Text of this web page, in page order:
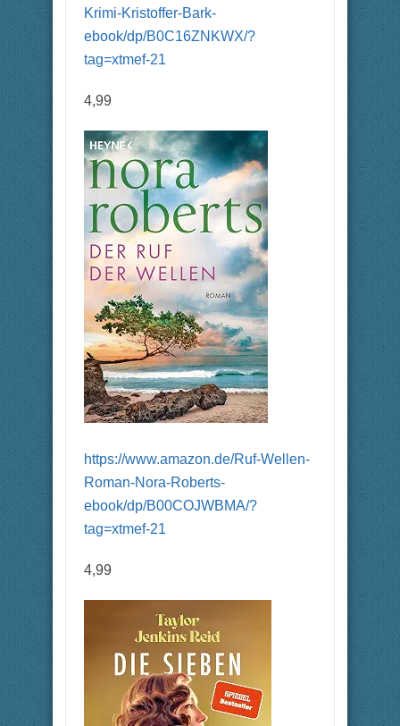
Krimi-Kristoffer-Bark-
ebook/dp/B0C16ZNKWX/?
tag=xtmef-21
4,99
https://www.amazon.de/Ruf-Wellen-
Roman-Nora-Roberts-
ebook/dp/B00COJWBMA/?
tag=xtmef-21
4,99